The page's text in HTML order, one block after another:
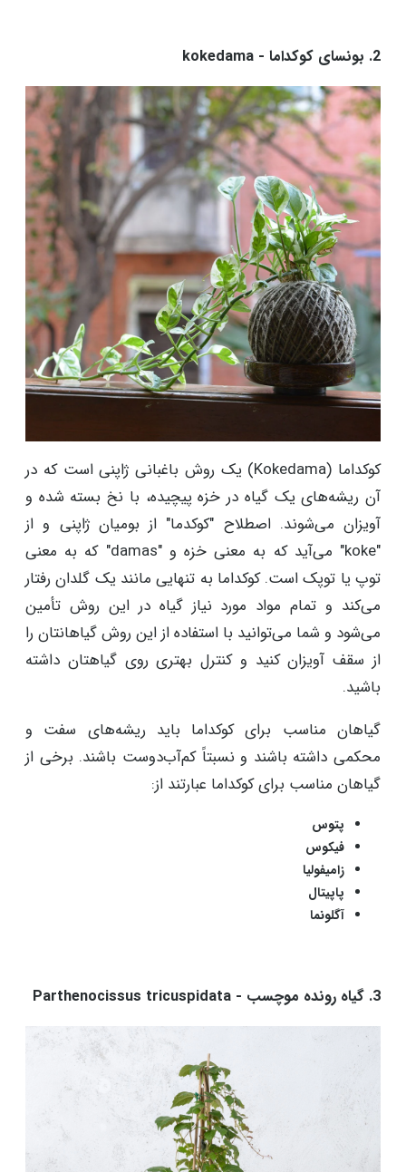
کوکداما (Kokedama) یک روش باغبانی ژاپنی است که در
آن ریشه‌های یک گیاه در خزه پیچیده، با نخ بسته شده و
آویزان می‌شوند. اصطلاح "کوکدما" از بومیان ژاپنی و از
"koke" می‌آید که به معنی خزه و "damas" که به معنی
توپ یا توپک است. کوکداما به تنهایی مانند یک گلدان رفتار
می‌کند و تمام مواد مورد نیاز گیاه در این روش تأمین
می‌شود و شما می‌توانید با استفاده از این روش گیاهانتان را
از سقف آویزان کنید و کنترل بهتری روی گیاهتان داشته
باشید.
گیاهان مناسب برای کوکداما باید ریشه‌های سفت و
محکمی داشته باشند و نسبتاً کم‌آب‌دوست باشند. برخی از
گیاهان مناسب برای کوکداما عبارتند از:
پتوس
فیکوس
زامیفولیا
پاپیتال
آگلونما